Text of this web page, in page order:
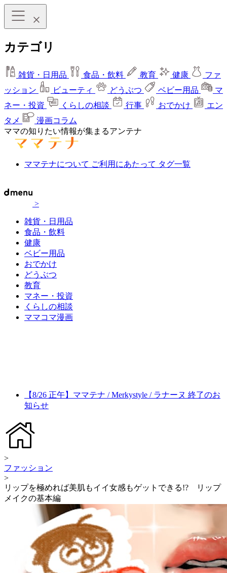
カテゴリ
雑貨・日用品 食品・飲料 教育 健康
ファ
ッション
ビューティ どうぶつ ベビー用品
マ
ネー・投資
くらしの相談 行事 おでかけ
エン
タメ
漫画コラム
ママの知りたい情報が集まるアンテナ
ママテナについて ご利用にあたって タグ一覧
>
雑貨・日用品
食品・飲料
健康
ベビー用品
おでかけ
どうぶつ
教育
マネー・投資
くらしの相談
ママコマ漫画
【8/26 正午】ママテナ / Merkystyle / ラナーヌ 終了のお
知らせ
>
ファッション
>
リップを極めれば美肌もイイ女感もゲットできる!? リップ
メイクの基本編